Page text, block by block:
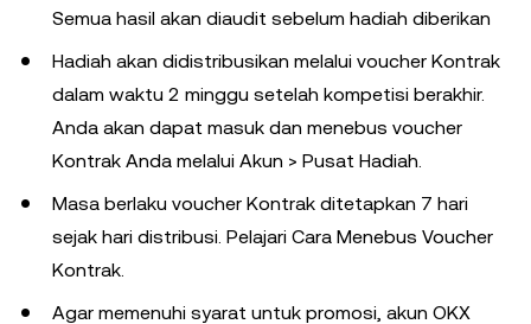
Semua hasil akan diaudit sebelum hadiah diberikan
Hadiah akan didistribusikan melalui voucher Kontrak
dalam waktu 2 minggu setelah kompetisi berakhir.
Anda akan dapat masuk dan menebus voucher
Kontrak Anda melalui Akun > Pusat Hadiah.
Masa berlaku voucher Kontrak ditetapkan 7 hari
sejak hari distribusi. Pelajari Cara Menebus Voucher
Kontrak.
Agar memenuhi syarat untuk promosi, akun OKX